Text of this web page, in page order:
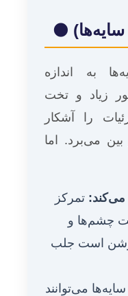
🌑
به اندازه
زیاد و تخت
را آشکار
می‌برد. اما
می‌کند: تمرکز
چشم‌ها و
است جلب
سایه‌ها می‌توانند